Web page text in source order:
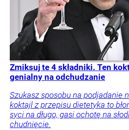
Zmiksuj te 4 składniki. Ten
genialny na odchudzanie
Szukasz sposobu na podjadanie
koktajl z przepisu dietetyka to
syci na długo, gasi ochotę na
chudnięcie.